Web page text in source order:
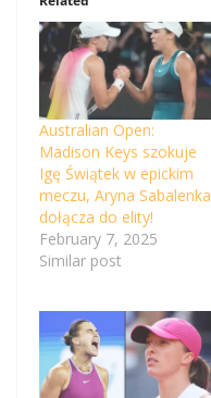
Australian Open:
Madison Keys szokuje
Igę Świątek w epickim
meczu, Aryna Sabalenka
dołącza do elity!
February 7, 2025
Similar post